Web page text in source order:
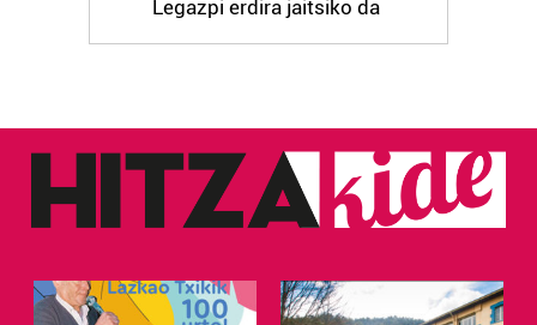
Legazpi erdira jaitsiko da